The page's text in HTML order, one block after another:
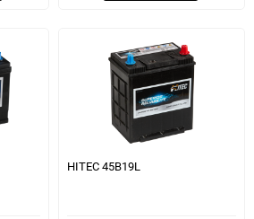
HITEC 45B19L